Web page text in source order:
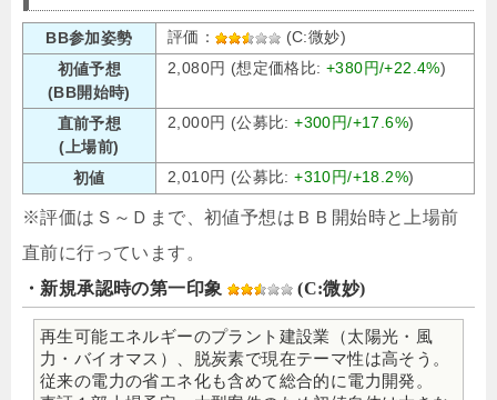
BB参加姿勢 評価：
(C:微妙)
初値予想
(BB開始時)
2,080円 (想定価格比: +380円/+22.4%)
直前予想
(上場前)
2,000円 (公募比:+300円/+17.6%)
初値 2,010円 (公募比:+310円/+18.2%)
※評価はＳ～Ｄまで、初値予想はＢＢ開始時と上場前
直前に行っています。
・新規承認時の第一印象
(C:微妙)
再生可能エネルギーのプラント建設業（太陽光・風
力・バイオマス）、脱炭素で現在テーマ性は高そう。
従来の電力の省エネ化も含めて総合的に電力開発。